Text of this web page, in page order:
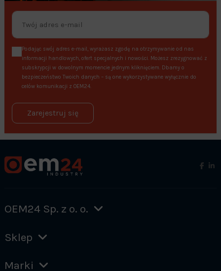
Podając swój adres e-mail, wyrażasz zgodę na otrzymywanie od nas
informacji handlowych, ofert specjalnych i nowości. Możesz zrezygnować z
subskrypcji w dowolnym momencie jednym kliknięciem. Dbamy o
bezpieczeństwo Twoich danych – są one wykorzystywane wyłącznie do
celów komunikacji z OEM24.
Zarejestruj się
OEM24 Sp. z o. o.
Sklep
Marki